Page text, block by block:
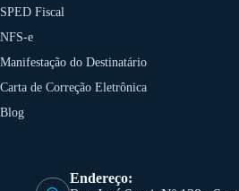
SPED Fiscal
NFS-e
Manifestação do Destinatário
Carta de Correção Eletrônica
Blog
Endereço: